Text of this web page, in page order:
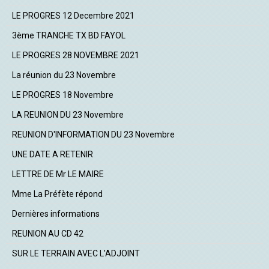
LE PROGRES 12 Decembre 2021
3ème TRANCHE TX BD FAYOL
LE PROGRES 28 NOVEMBRE 2021
La réunion du 23 Novembre
LE PROGRES 18 Novembre
LA REUNION DU 23 Novembre
REUNION D'INFORMATION DU 23 Novembre
UNE DATE A RETENIR
LETTRE DE Mr LE MAIRE
Mme La Préfète répond
Dernières informations
REUNION AU CD 42
SUR LE TERRAIN AVEC L'ADJOINT